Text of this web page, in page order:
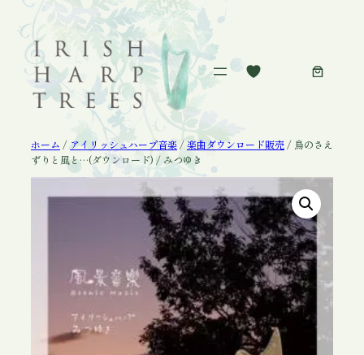
容
ホーム /アイリッシュハープ音楽 /楽曲ダウンロード販売 / 鳥のさえ
ずりと風と…(ダウンロード) / みつゆき